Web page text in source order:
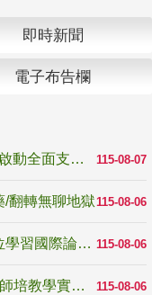
即時新聞
電子布告欄
115-08-07
迎接115學年度新進教師加入教育現場 啟動全面支持陪伴
115-08-06
翻轉無聊地獄
115-08-06
匯聚全球視野深化師生AI素養 2026數位學習國際論壇高雄登場
115-08-06
深化師培與現場連結！教育部加碼補助師培教學實踐研究 10月師培國際研討會交流教學實踐經驗